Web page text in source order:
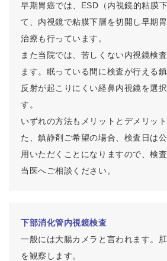
早期胃癌では、ESD（内視鏡的粘膜
て、内視鏡で粘膜下層を切開し早期
治療も行っています。
また当院では、苦しくない内視鏡検
ます。眠っている間に検査が行える
反射が起こりにくい経鼻内視鏡を選
す。
いずれの方法もメリットとデメリッ
た、鎮静剤ご希望の場合、検査日は
用いただくことになりますので、検
当医へご相談ください。
下部消化管内視鏡検査
一般には大腸カメラと言われます。
を観察します。